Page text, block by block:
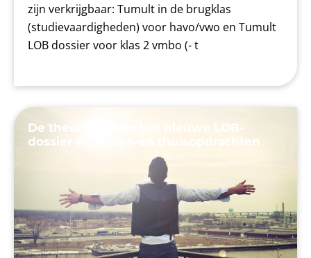
zijn verkrijgbaar: Tumult in de brugklas
(studievaardigheden) voor havo/vwo en Tumult
LOB dossier voor klas 2 vmbo (- t
De theorie achter het nieuwe LOB-
dossier #1: lessen en thuisopdrachten